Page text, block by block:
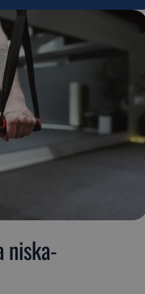
niska-
__cf_bm